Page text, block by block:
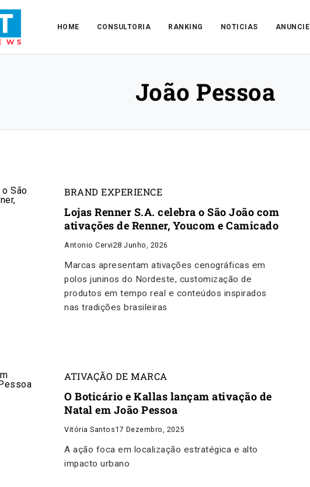
HOME CONSULTORIA RANKING NOTICIAS ANUNCIE
João Pessoa
BRAND EXPERIENCE
Lojas Renner S.A. celebra o São João com
ativações de Renner, Youcom e Camicado
Antonio Cervi28 Junho, 2026
Marcas apresentam ativações cenográficas em
polos juninos do Nordeste, customização de
produtos em tempo real e conteúdos inspirados
nas tradições brasileiras
ATIVAÇÃO DE MARCA
O Boticário e Kallas lançam ativação de
Natal em João Pessoa
Vitória Santos17 Dezembro, 2025
A ação foca em localização estratégica e alto
impacto urbano